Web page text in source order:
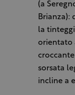
(a
Brianza):
la
orientato
sorsata
incline a